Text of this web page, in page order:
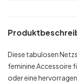
Diese tabulosen
feminine Accessoire
oder eine